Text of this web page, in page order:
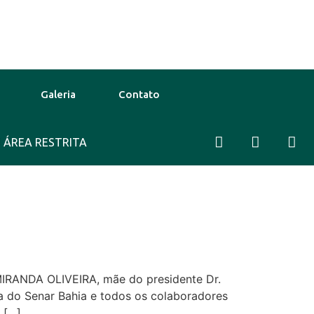
Galeria Contato
39°C 12 Ago 13 Ago
ÁREA RESTRITA
OLIVEIRA, mãe do presidente Dr.
do Senar Bahia e todos os colaboradores